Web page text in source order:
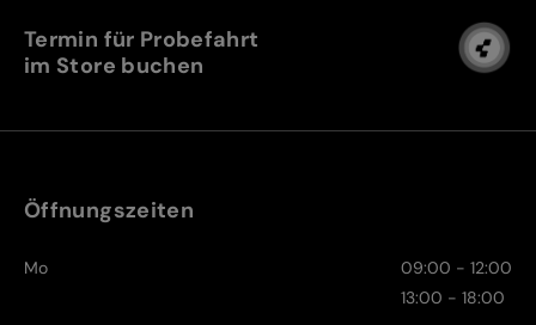
Termin für Probefahrt
im Store buchen
Öffnungszeiten
Mo
09:00 - 12:00
13:00 - 18:00